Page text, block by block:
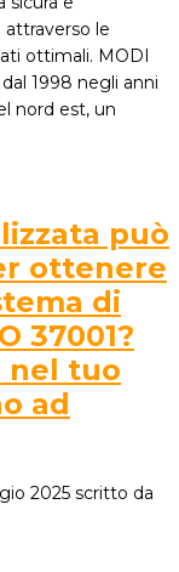
attraverso le
ottimali. MODI
1998 negli anni
nord est, un
può
ottenere
di
37001?
nel tuo
ad
2025 scritto da